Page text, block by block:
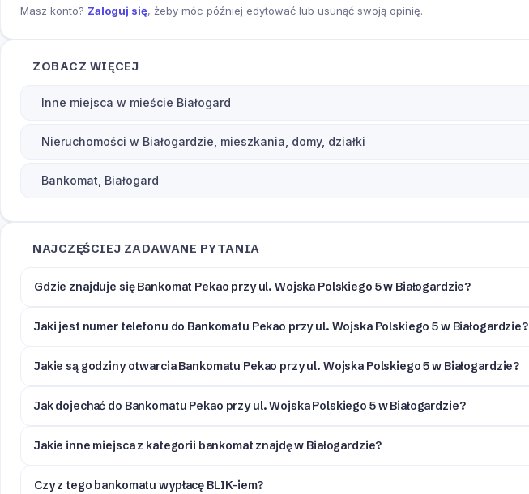
Masz konto? Zaloguj się, żeby móc później edytować lub usunąć swoją opinię.
ZOBACZ WIĘCEJ
Inne miejsca w mieście Białogard
Nieruchomości w Białogardzie, mieszkania, domy, działki
Bankomat, Białogard
NAJCZĘŚCIEJ ZADAWANE PYTANIA
Gdzie znajduje się Bankomat Pekao przy ul. Wojska Polskiego 5 w Białogardzie?
Jaki jest numer telefonu do Bankomatu Pekao przy ul. Wojska Polskiego 5 w Białogardzie?
Jakie są godziny otwarcia Bankomatu Pekao przy ul. Wojska Polskiego 5 w Białogardzie?
Jak dojechać do Bankomatu Pekao przy ul. Wojska Polskiego 5 w Białogardzie?
Jakie inne miejsca z kategorii bankomat znajdę w Białogardzie?
Czy z tego bankomatu wypłacę BLIK-iem?